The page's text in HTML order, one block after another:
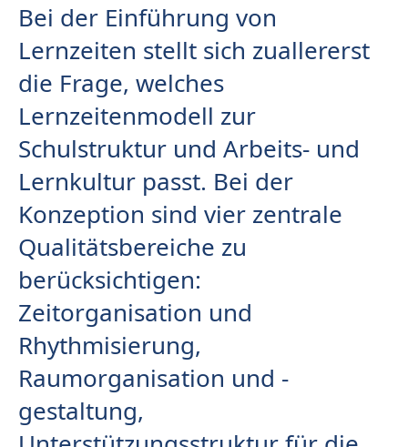
Bei der Einführung von
Lernzeiten stellt sich zuallererst
die Frage, welches
Lernzeitenmodell zur
Schulstruktur und Arbeits- und
Lernkultur passt. Bei der
Konzeption sind vier zentrale
Qualitätsbereiche zu
berücksichtigen:
Zeitorganisation und
Rhythmisierung,
Raumorganisation und -
gestaltung,